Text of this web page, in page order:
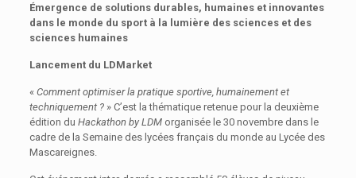
Émergence de solutions durables, humaines et innovantes
dans le monde du sport à la lumière des sciences et des
sciences humaines
Lancement du LDMarket
« Comment optimiser la pratique sportive, humainement et
techniquement ?» C’est la thématique retenue pour la deuxième
édition du Hackathon by LDM organisée le 30 novembre dans le
cadre de la Semaine des lycées français du monde au Lycée des
Mascareignes.